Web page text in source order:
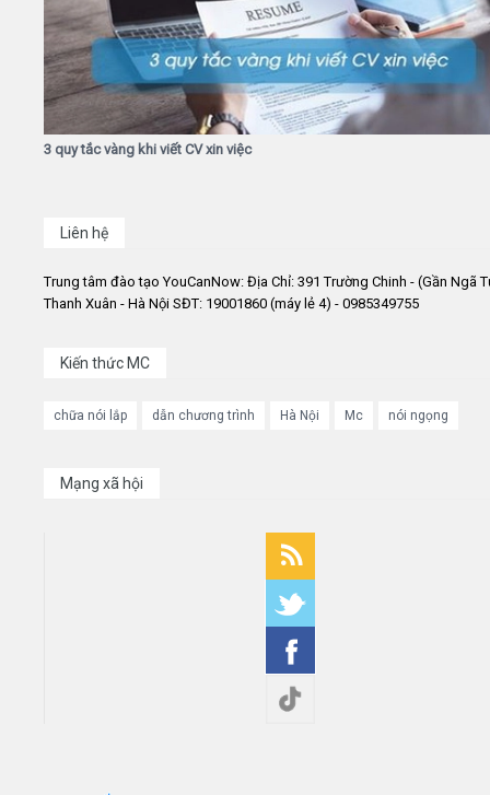
3 quy tắc vàng khi viết CV xin việc
Liên hệ
Trung tâm đào tạo YouCanNow: Địa Chỉ: 391 Trường Chinh - (Gần Ngã
Thanh Xuân - Hà Nội SĐT: 19001860 (máy lẻ 4) - 0985349755
Kiến thức MC
chữa nói lắp dẫn chương trình Hà Nội Mc nói ngọng
Mạng xã hội